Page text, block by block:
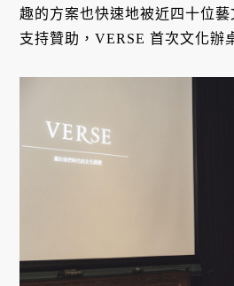
趣的方案也快速地被近四十位
支持贊助，VERSE 首次文化辦